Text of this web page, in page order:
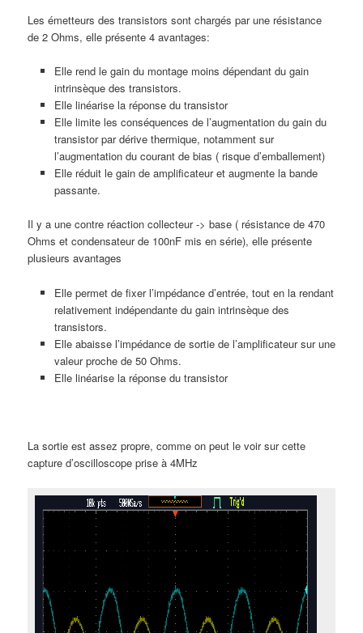
Les émetteurs des transistors sont chargés par une résistance
de 2 Ohms, elle présente 4 avantages:
Elle rend le gain du montage moins dépendant du gain
intrinsèque des transistors.
Elle linéarise la réponse du transistor
Elle limite les conséquences de l’augmentation du gain du
transistor par dérive thermique, notamment sur
l’augmentation du courant de bias ( risque d’emballement)
Elle réduit le gain de amplificateur et augmente la bande
passante.
Il y a une contre réaction collecteur -> base ( résistance de 470
Ohms et condensateur de 100nF mis en série), elle présente
plusieurs avantages
Elle permet de fixer l’impédance d’entrée, tout en la rendant
relativement indépendante du gain intrinsèque des
transistors.
Elle abaisse l’impédance de sortie de l’amplificateur sur une
valeur proche de 50 Ohms.
Elle linéarise la réponse du transistor
La sortie est assez propre, comme on peut le voir sur cette
capture d’oscilloscope prise à 4MHz